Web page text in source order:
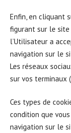
Enfin, en cliquant
figurant sur le site
l’Utilisateur a
navigation sur le
Les réseaux
sur vos terminaux
Ces types de
condition que
navigation sur le